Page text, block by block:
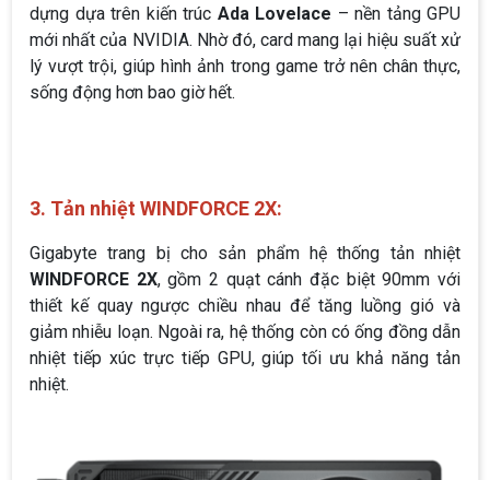
dựng dựa trên kiến trúc Ada Lovelace – nền tảng GPU
mới nhất của NVIDIA. Nhờ đó, card mang lại hiệu suất xử
lý vượt trội, giúp hình ảnh trong game trở nên chân thực,
sống động hơn bao giờ hết.
3. Tản nhiệt WINDFORCE 2X:
Gigabyte trang bị cho sản phẩm hệ thống tản nhiệt
WINDFORCE 2X, gồm 2 quạt cánh đặc biệt 90mm với
thiết kế quay ngược chiều nhau để tăng luồng gió và
giảm nhiễu loạn. Ngoài ra, hệ thống còn có ống đồng dẫn
nhiệt tiếp xúc trực tiếp GPU, giúp tối ưu khả năng tản
nhiệt.